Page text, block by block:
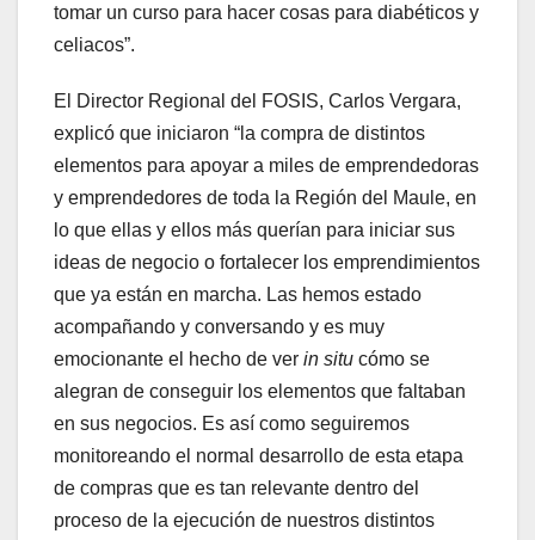
tomar un curso para hacer cosas para diabéticos y
celiacos”.
El Director Regional del FOSIS, Carlos Vergara,
explicó que iniciaron “la compra de distintos
elementos para apoyar a miles de emprendedoras
y emprendedores de toda la Región del Maule, en
lo que ellas y ellos más querían para iniciar sus
ideas de negocio o fortalecer los emprendimientos
que ya están en marcha. Las hemos estado
acompañando y conversando y es muy
emocionante el hecho de ver in situ cómo se
alegran de conseguir los elementos que faltaban
en sus negocios. Es así como seguiremos
monitoreando el normal desarrollo de esta etapa
de compras que es tan relevante dentro del
proceso de la ejecución de nuestros distintos